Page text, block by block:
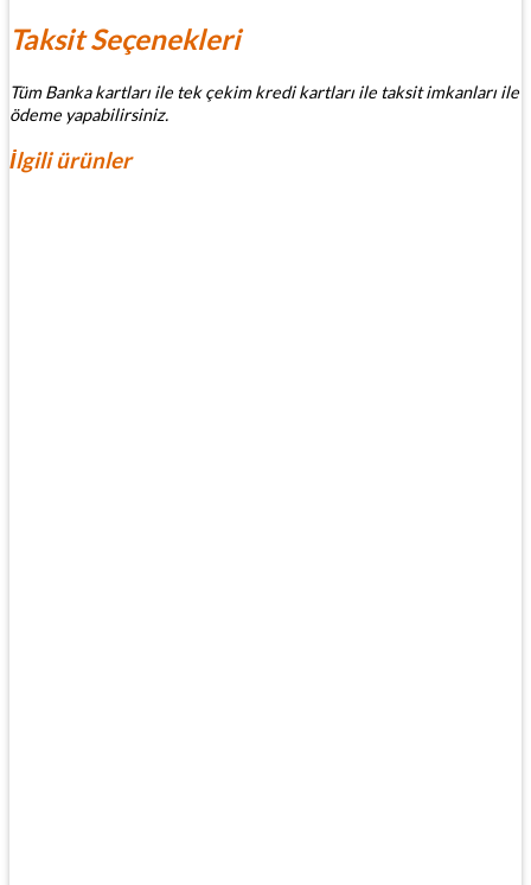
Taksit Seçenekleri
Tüm Banka kartları ile tek çekim kredi kartları ile taksit imkanları ile
ödeme yapabilirsiniz.
İlgili ürünler